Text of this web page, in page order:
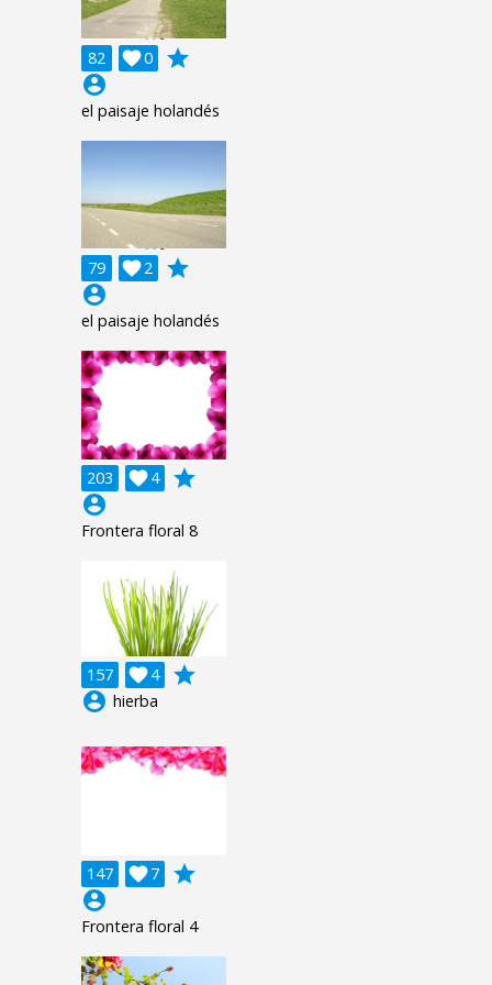
82 0

grade
account_circle
el paisaje holandés
79 2

grade
account_circle
el paisaje holandés
203 4

grade
account_circle
Frontera floral 8
157 4

grade
account_circle hierba
147 7

grade
account_circle
Frontera floral 4